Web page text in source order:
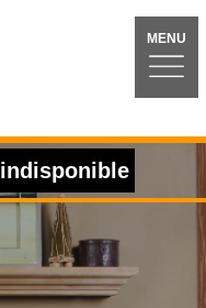
MENU
indisponible